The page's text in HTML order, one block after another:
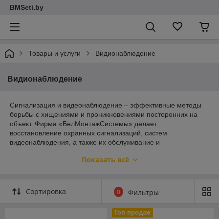
BMSeti.by
Товары и услуги Видионаблюдение
Видионаблюдение
Сигнализация и видеонаблюдение – эффективные методы
борьбы с хищениями и проникновениями посторонних на
объект. Фирма «БелМонтажСистемы» делает
восстановление охранных сигнализаций, систем
видеонаблюдения, а также их обслуживание и
обслуживание сигнализаций
и видеонаблюдения
Показать всё
Сортировка 0 Фильтры
Топ продаж